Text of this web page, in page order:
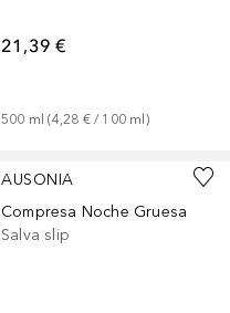
21,39 €
500 ml (4,28 € / 100 ml )
AUSONIA
Compresa Noche Gruesa
Salva slip